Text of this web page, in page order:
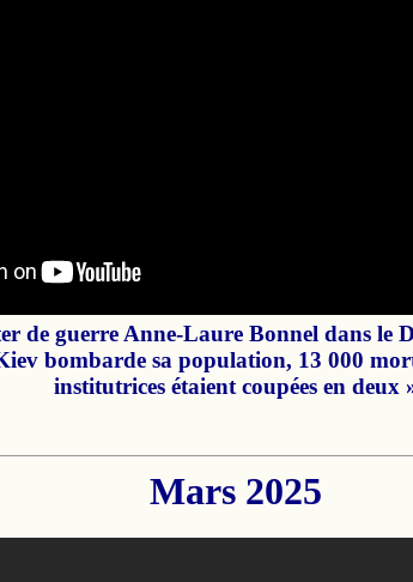
de guerre Anne-Laure Bonnel dans le
bombarde sa population, 13 000
institutrices étaient coupées en deux
Mars 2025